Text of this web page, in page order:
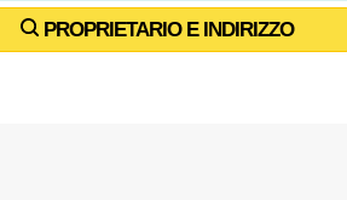
PROPRIETARIO E INDIRIZZO